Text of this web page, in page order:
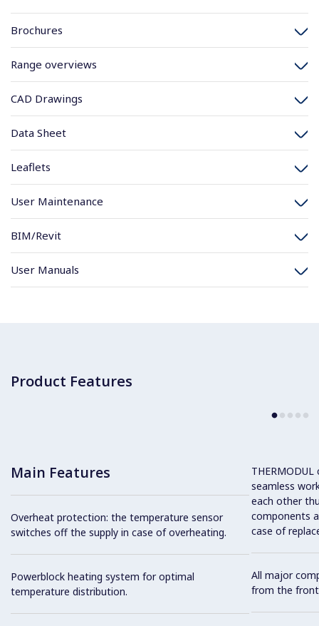
Brochures
Range overviews
CAD Drawings
Data Sheet
Leaflets
User Maintenance
BIM/Revit
User Manuals
Product Features
Main Features
Overheat protection: the temperature sensor
switches off the supply in case of overheating.
Powerblock heating system for optimal
temperature distribution.
seamless
each other
components
case of
All major
from the